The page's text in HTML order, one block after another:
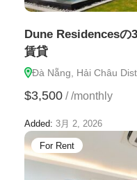
Dune Residencesの
賃貸
Đà Nẵng, Hải Châu
$3,500 / /monthly
Added: 3月 2, 2026
For Rent